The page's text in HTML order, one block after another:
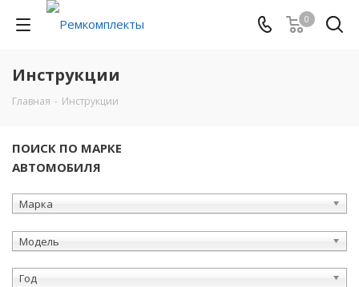
0
Инструкции
Главная - Инструкции
ПОИСК ПО МАРКЕ
АВТОМОБИЛЯ
Марка
Модель
Год